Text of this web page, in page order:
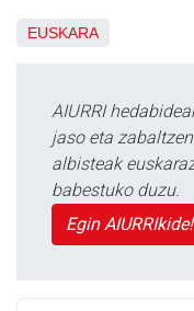
EUSKARA
AIURRI
jaso eta
albisteak
babestuko duzu.
Egin AIURRIkide!